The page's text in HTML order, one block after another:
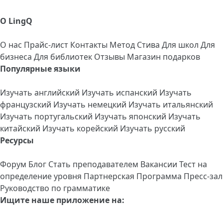
О LingQ
О нас Прайс-лист Контакты Метод Стива Для школ Для
бизнеса Для библиотек Отзывы Магазин подарков
Популярные языки
Изучать английский Изучать испанский Изучать
французский Изучать немецкий Изучать итальянский
Изучать португальский Изучать японский Изучать
китайский Изучать корейский Изучать русский
Ресурсы
Форум Блог Стать преподавателем Вакансии Тест на
определение уровня Партнерская Программа Пресс-зал
Руководство по грамматике
Ищите наше приложение на: